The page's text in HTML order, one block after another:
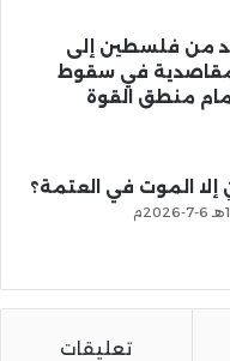
من فلسطين إلى
مقاصدية في سقوط
أمام منطق القوة
إلا الموت في العتمة؟
تعليقات